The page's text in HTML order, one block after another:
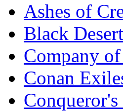
Ashes of
Black Desert
Company
Conan